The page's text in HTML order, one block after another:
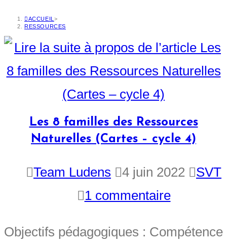
ACCUEIL >
RESSOURCES
Les 8 familles des Ressources
Naturelles (Cartes – cycle 4)
Team Ludens 4 juin 2022
SVT
1 commentaire
Objectifs pédagogiques : Compétence